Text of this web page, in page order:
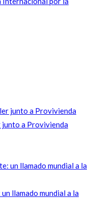
a Provivienda
llamado mundial a la